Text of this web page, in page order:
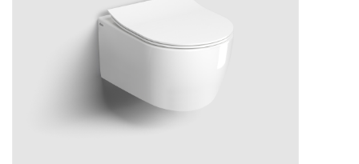
Accessoires de salle de bain